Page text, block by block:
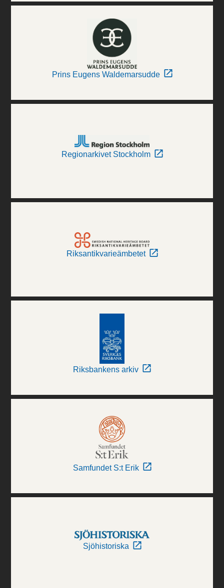
Prins Eugens Waldemarsudde
Regionarkivet Stockholm
Riksantikvarieämbetet
Riksbankens arkiv
Samfundet S:t Erik
Sjöhistoriska